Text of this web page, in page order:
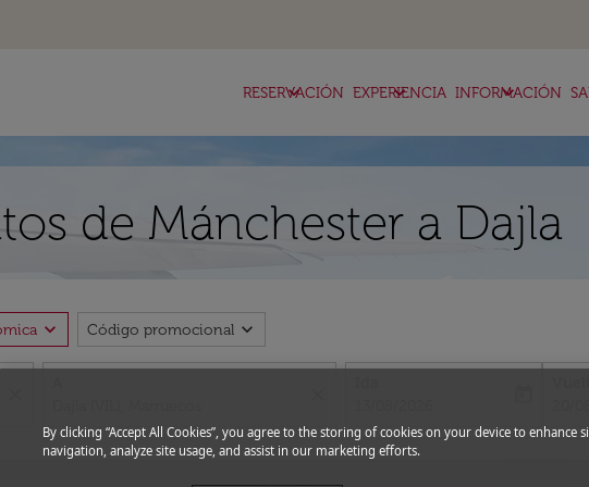
RESERVACIÓN
keyboard_arrow_down EXPERIENCIA
keyboard_arrow_down INFORMACIÓN
keyboard_arrow_down
de Mánchester a Dajla
expand_more Código promocional expand_more
fc-
By clicking “Accept All Cookies”, you agree to the storing of cookies on your device to enhance
navigation, analyze site usage, and assist in our marketing efforts.